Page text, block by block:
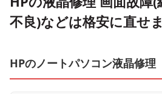
不良)などは格安に直せ
HPのノートパソコン液晶修理